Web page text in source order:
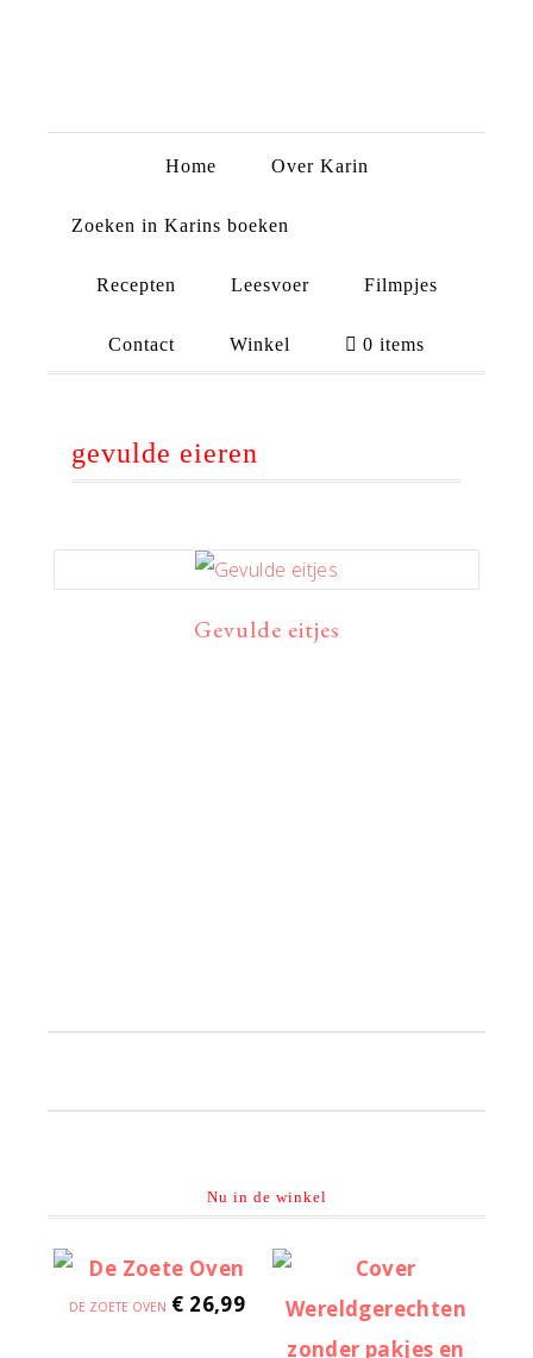
Home Over Karin
Zoeken in Karins boeken
Recepten Leesvoer Filmpjes
Contact Winkel 0 items
gevulde eieren
Gevulde eitjes
Nu in de winkel
DE ZOETE OVEN € 26,99